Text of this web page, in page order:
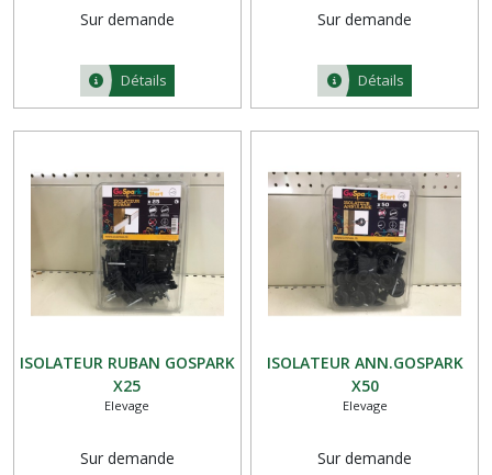
Sur demande
Détails
Sur demande
Détails
ISOLATEUR RUBAN GOSPARK
X25
Elevage
Sur demande
ISOLATEUR ANN.GOSPARK
X50
Elevage
Sur demande